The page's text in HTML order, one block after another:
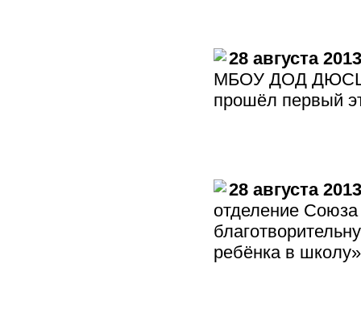
28 августа
МБОУ ДОД ДЮСШ
прошёл первый
28 августа
отделение
ребёнка в